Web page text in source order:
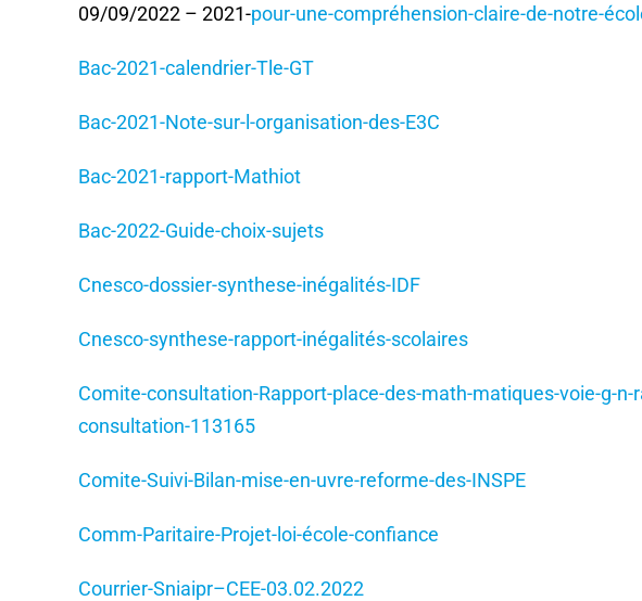
09/09/2022 – 2021-pour-une-compréhension-claire-de-notre-
Bac-2021-calendrier-Tle-GT
Bac-2021-Note-sur-l-organisation-des-E3C
Bac-2021-rapport-Mathiot
Bac-2022-Guide-choix-sujets
Cnesco-dossier-synthese-inégalités-IDF
Cnesco-synthese-rapport-inégalités-scolaires
Comite-consultation-Rapport-place-des-math-matiques-voie-g-
consultation-113165
Comite-Suivi-Bilan-mise-en-uvre-reforme-des-INSPE
Comm-Paritaire-Projet-loi-école-confiance
Courrier-Sniaipr–CEE-03.02.2022